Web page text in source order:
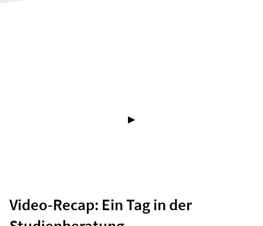
▶
Video-Recap: Ein Tag in der